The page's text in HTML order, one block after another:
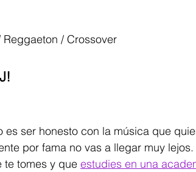
/ Crossover
es ser honesto con la música que
por fama no vas a llegar muy
te tomes y que estudies en una